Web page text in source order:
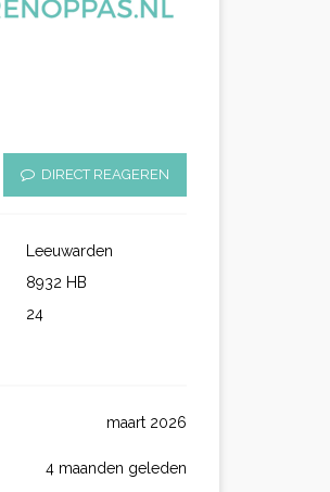
DIRECT REAGEREN
Leeuwarden
8932 HB
24
maart 2026
4 maanden geleden